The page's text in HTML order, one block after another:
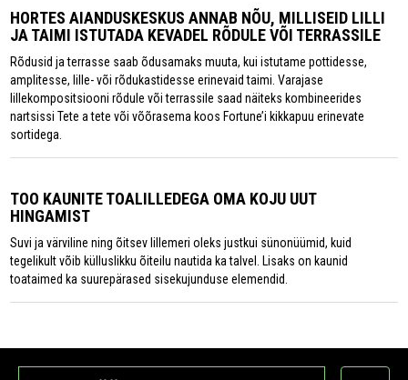
HORTES AIANDUSKESKUS ANNAB NÕU, MILLISEID LILLI
JA TAIMI ISTUTADA KEVADEL RÕDULE VÕI TERRASSILE
Rõdusid ja terrasse saab õdusamaks muuta, kui istutame pottidesse,
amplitesse, lille- või rõdukastidesse erinevaid taimi. Varajase
lillekompositsiooni rõdule või terrassile saad näiteks kombineerides
nartsissi Tete a tete või võõrasema koos Fortune’i kikkapuu erinevate
sortidega.
TOO KAUNITE TOALILLEDEGA OMA KOJU UUT
HINGAMIST
Suvi ja värviline ning õitsev lillemeri oleks justkui sünonüümid, kuid
tegelikult võib külluslikku õiteilu nautida ka talvel. Lisaks on kaunid
toataimed ka suurepärased sisekujunduse elemendid.